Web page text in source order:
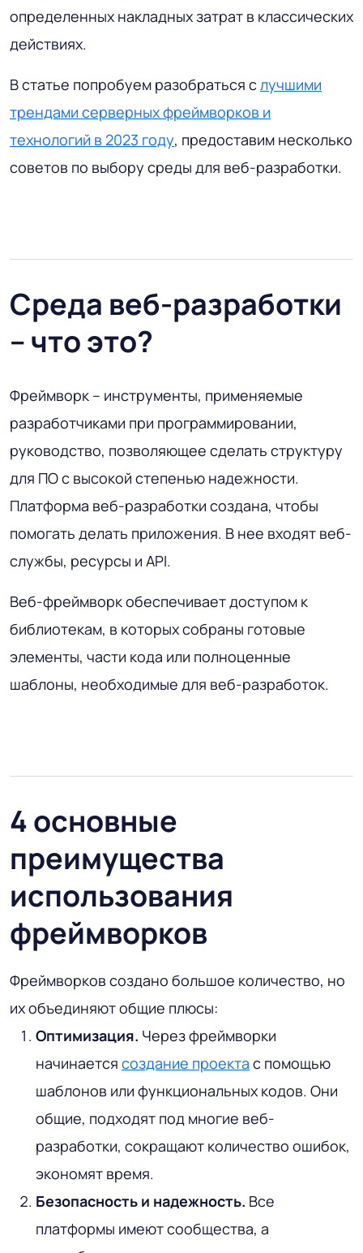
определенных накладных затрат в классических
действиях.
В статье попробуем разобраться случшими
трендами серверных фреймворков и
технологий в 2023 году, предоставим несколько
советов по выбору среды для веб-разработки.
Среда веб-разработки
– что это?
Фреймворк – инструменты, применяемые
разработчиками при программировании,
руководство, позволяющее сделать структуру
для ПО с высокой степенью надежности.
Платформа веб-разработки создана, чтобы
помогать делать приложения. В нее входят веб-
службы, ресурсы и API.
Веб-фреймворк обеспечивает доступом к
библиотекам, в которых собраны готовые
элементы, части кода или полноценные
шаблоны, необходимые для веб-разработок.
4 основные
преимущества
использования
фреймворков
Фреймворков создано большое количество, но
их объединяют общие плюсы:
Оптимизация. Через фреймворки
начинается создание проекта с помощью
шаблонов или функциональных кодов. Они
общие, подходят под многие веб-
разработки, сокращают количество ошибок,
экономят время.
Безопасность и надежность. Все
платформы имеют сообщества, а